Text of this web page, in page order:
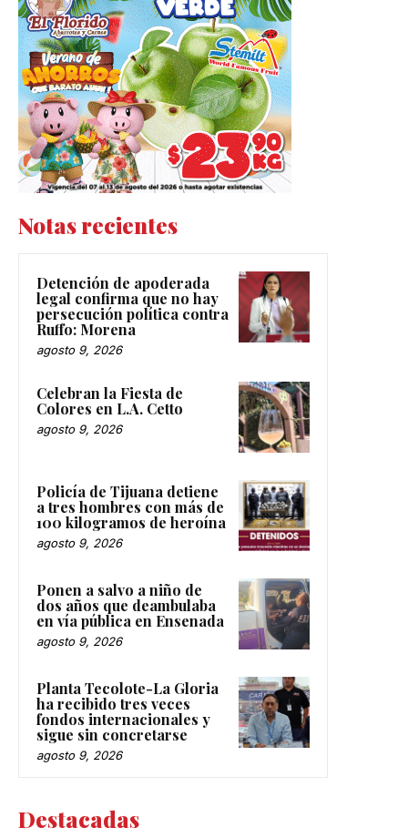
Notas recientes
Detención de apoderada
legal confirma que no hay
persecución política contra
Ruffo: Morena
agosto 9, 2026
Celebran la Fiesta de
Colores en L.A. Cetto
agosto 9, 2026
Policía de Tijuana detiene
a tres hombres con más de
100 kilogramos de heroína
agosto 9, 2026
Ponen a salvo a niño de
dos años que deambulaba
en vía pública en Ensenada
agosto 9, 2026
Planta Tecolote-La Gloria
ha recibido tres veces
fondos internacionales y
sigue sin concretarse
agosto 9, 2026
Destacadas